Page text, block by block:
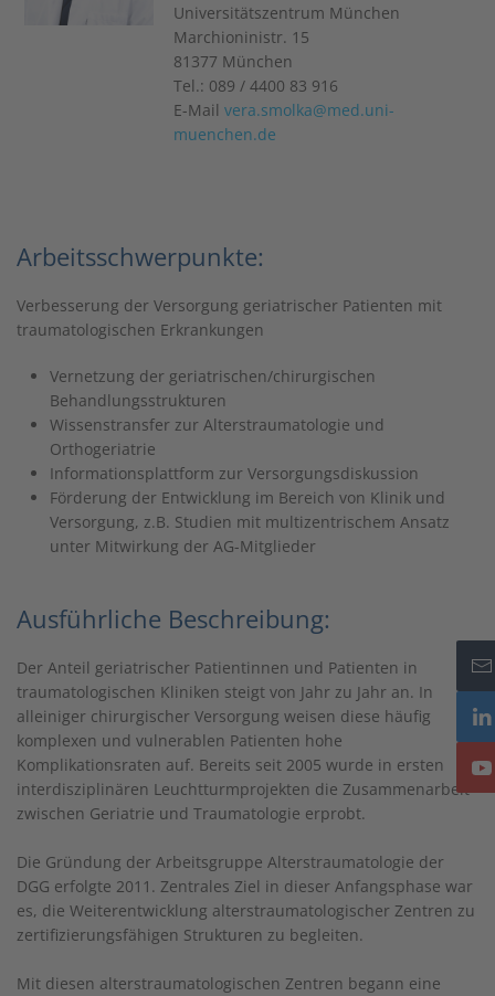
Universitätszentrum München
Marchioninistr. 15
81377 München
Tel.: 089 / 4400 83 916
E-Mail vera.smolka@med.uni-
muenchen.de
Arbeitsschwerpunkte:
Verbesserung der Versorgung geriatrischer Patienten mit
traumatologischen Erkrankungen
Vernetzung der geriatrischen/chirurgischen
Behandlungsstrukturen
Wissenstransfer zur Alterstraumatologie und
Orthogeriatrie
Informationsplattform zur Versorgungsdiskussion
Förderung der Entwicklung im Bereich von Klinik und
Versorgung, z.B. Studien mit multizentrischem Ansatz
unter Mitwirkung der AG-Mitglieder
Ausführliche Beschreibung:
Der Anteil geriatrischer Patientinnen und Patienten in
traumatologischen Kliniken steigt von Jahr zu Jahr an. In
alleiniger chirurgischer Versorgung weisen diese häufig
komplexen und vulnerablen Patienten hohe
Komplikationsraten auf. Bereits seit 2005 wurde in ersten
interdisziplinären Leuchtturmprojekten die Zusammenarbeit
zwischen Geriatrie und Traumatologie erprobt.
Die Gründung der Arbeitsgruppe Alterstraumatologie der
DGG erfolgte 2011. Zentrales Ziel in dieser Anfangsphase war
es, die Weiterentwicklung alterstraumatologischer Zentren zu
zertifizierungsfähigen Strukturen zu begleiten.
Mit diesen alterstraumatologischen Zentren begann eine